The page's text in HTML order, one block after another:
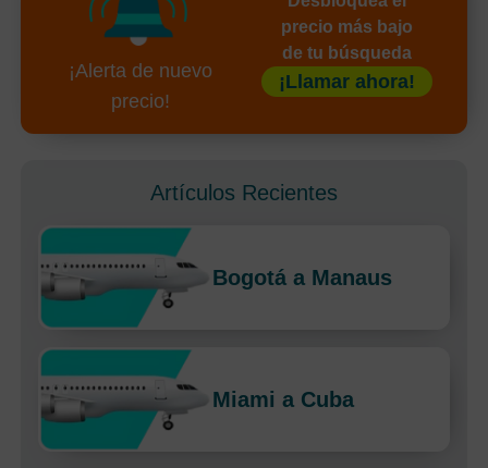
¡Alerta de nuevo
precio!
precio más bajo
de tu búsqueda
¡Llamar ahora!
Artículos Recientes
Bogotá a Manaus
Miami a Cuba